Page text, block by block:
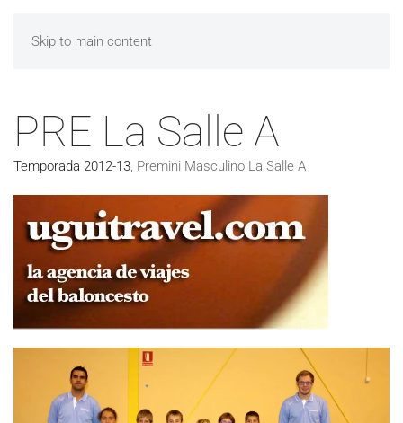
Skip to main content
PRE La Salle A
Temporada 2012-13, Premini Masculino La Salle A